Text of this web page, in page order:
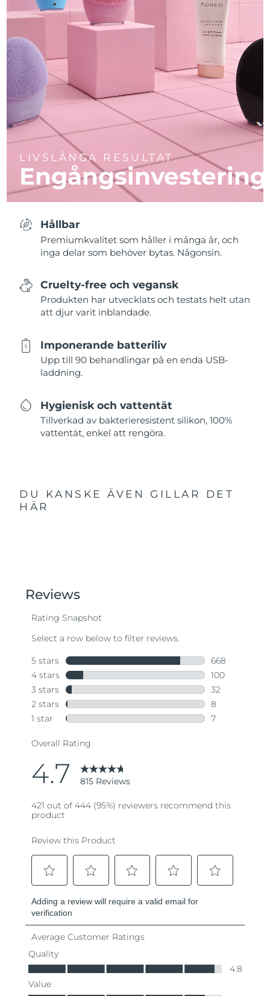
LIVSLÅNGA RESULTAT
Engångsinvestering
Hållbar
Premiumkvalitet som håller i många år, och
inga delar som behöver bytas. Någonsin.
Cruelty-free och vegansk
Produkten har utvecklats och testats helt utan
att djur varit inblandade.
Imponerande batteriliv
Upp till 90 behandlingar på en enda USB-
laddning.
Hygienisk och vattentät
Tillverkad av bakterieresistent silikon, 100%
vattentät, enkel att rengöra.
DU KANSKE ÄVEN GILLAR DET
HÄR